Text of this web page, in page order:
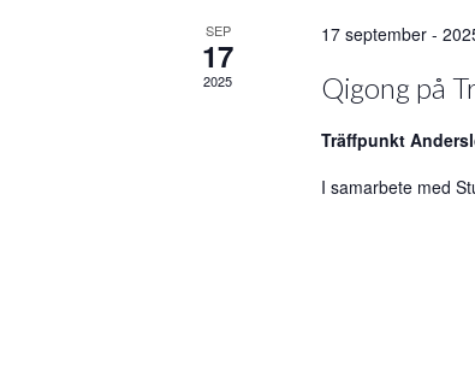
SEP
17
2025
17 september -
Qigong på
Träffpunkt
I samarbete med